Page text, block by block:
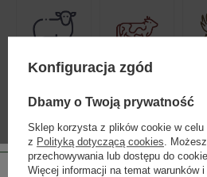
Konfiguracja zgód
Dbamy o Twoją prywatność
Sklep korzysta z plików cookie w celu
z Polityką dotyczącą cookies .
przechowywania lub dostępu do
Więcej informacji na temat warunków